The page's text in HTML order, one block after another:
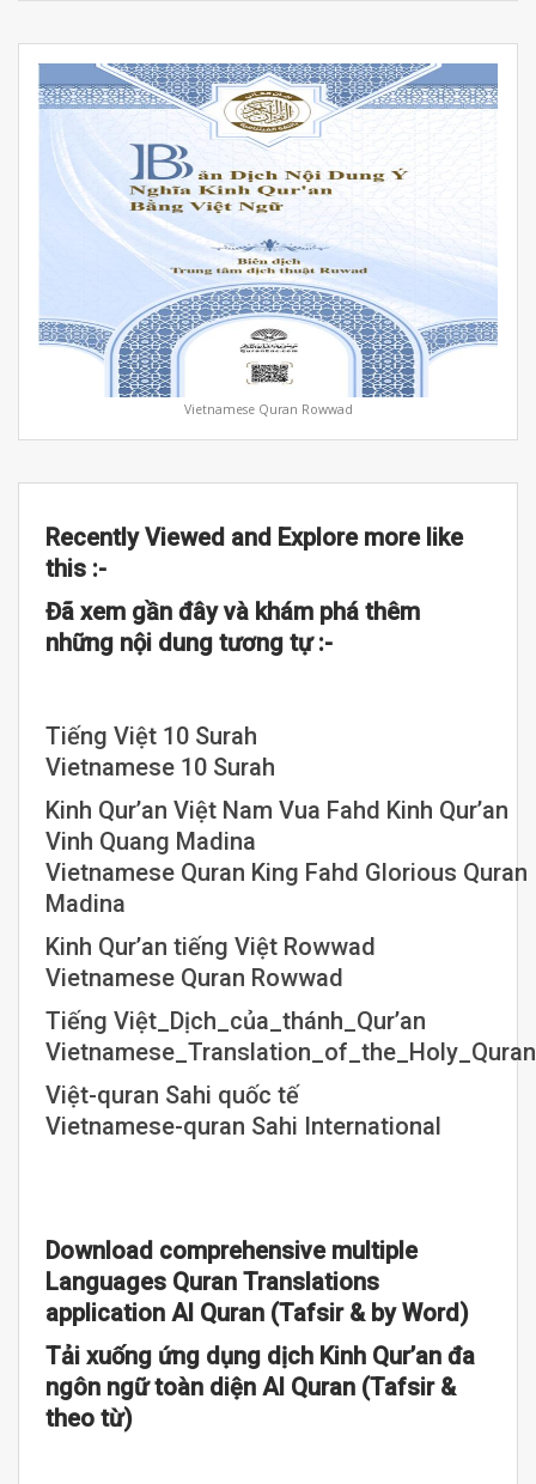
Vietnamese Quran Rowwad
Recently Viewed and Explore more like
this :-
Đã xem gần đây và khám phá thêm
những nội dung tương tự :-
Tiếng Việt 10 Surah
Vietnamese 10 Surah
Kinh Qur’an Việt Nam Vua Fahd Kinh Qur’an
Vinh Quang Madina
Vietnamese Quran King Fahd Glorious Quran
Madina
Kinh Qur’an tiếng Việt Rowwad
Vietnamese Quran Rowwad
Tiếng Việt_Dịch_của_thánh_Qur’an
Vietnamese_Translation_of_the_Holy_Quran
Việt-quran Sahi quốc tế
Vietnamese-quran Sahi International
Download comprehensive multiple
Languages Quran Translations
application Al Quran (Tafsir & by Word)
Tải xuống ứng dụng dịch Kinh Qur’an đa
ngôn ngữ toàn diện Al Quran (Tafsir &
theo từ)